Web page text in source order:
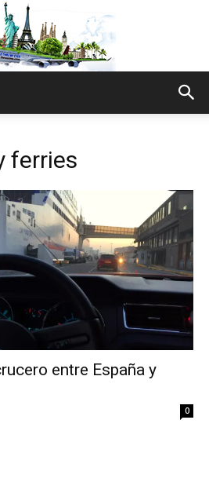
Thru
My
ferries
entre España y
0